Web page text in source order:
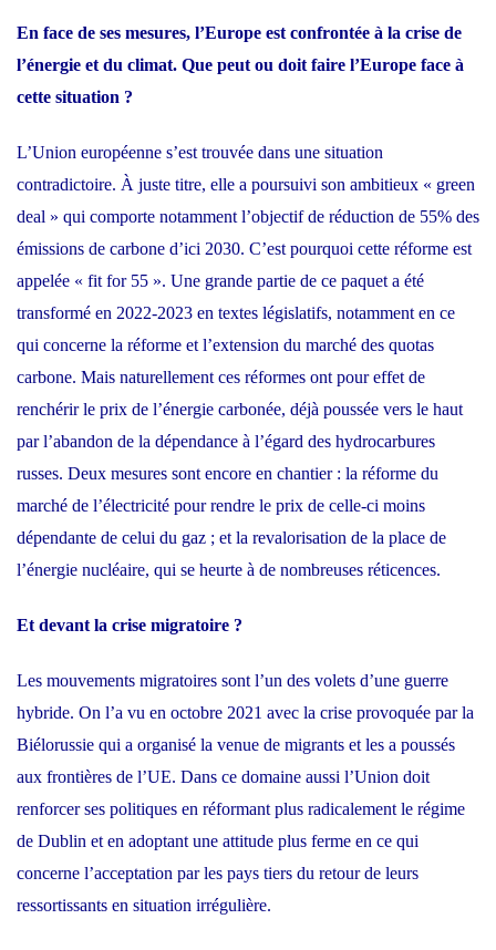
En face de ses mesures, l’Europe est confrontée à la crise de
l’énergie et du climat. Que peut ou doit faire l’Europe face à
cette situation ?
L’Union européenne s’est trouvée dans une situation
contradictoire. À juste titre, elle a poursuivi son ambitieux « green
deal » qui comporte notamment l’objectif de réduction de 55% des
émissions de carbone d’ici 2030. C’est pourquoi cette réforme est
appelée « fit for 55 ». Une grande partie de ce paquet a été
transformé en 2022-2023 en textes législatifs, notamment en ce
qui concerne la réforme et l’extension du marché des quotas
carbone. Mais naturellement ces réformes ont pour effet de
renchérir le prix de l’énergie carbonée, déjà poussée vers le haut
par l’abandon de la dépendance à l’égard des hydrocarbures
russes. Deux mesures sont encore en chantier : la réforme du
marché de l’électricité pour rendre le prix de celle-ci moins
dépendante de celui du gaz ; et la revalorisation de la place de
l’énergie nucléaire, qui se heurte à de nombreuses réticences.
Et devant la crise migratoire ?
Les mouvements migratoires sont l’un des volets d’une guerre
hybride. On l’a vu en octobre 2021 avec la crise provoquée par la
Biélorussie qui a organisé la venue de migrants et les a poussés
aux frontières de l’UE. Dans ce domaine aussi l’Union doit
renforcer ses politiques en réformant plus radicalement le régime
de Dublin et en adoptant une attitude plus ferme en ce qui
concerne l’acceptation par les pays tiers du retour de leurs
ressortissants en situation irrégulière.